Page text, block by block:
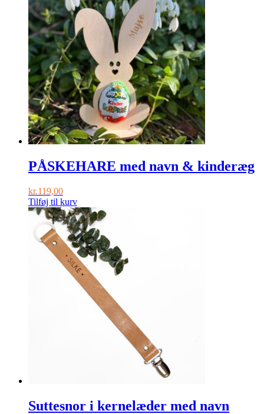
PÅSKEHARE med navn & kinderæg
kr.119,00
Tilføj til kurv
Suttesnor i kernelæder med navn